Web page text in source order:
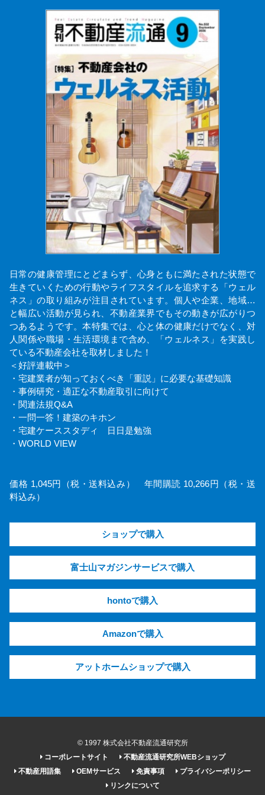
日常の健康管理にとどまらず、心身ともに満たされた状態で
生きていくための行動やライフスタイルを追求する「ウェル
ネス」の取り組みが注目されています。個人や企業、地域…
と幅広い活動が見られ、不動産業界でもその動きが広がりつ
つあるようです。本特集では、心と体の健康だけでなく、対
人関係や職場・生活環境まで含め、「ウェルネス」を実践し
ている不動産会社を取材しました！
＜好評連載中＞
・宅建業者が知っておくべき「重説」に必要な基礎知識
・事例研究・適正な不動産取引に向けて
・関連法規Q&A
・一問一答！建築のキホン
・宅建ケーススタディ 日日是勉強
・WORLD VIEW
価格 1,045円（税・送料込み） 年間購読 10,266円（税・送
料込み）
ショップで購入
富士山マガジンサービスで購入
hontoで購入
Amazonで購入
アットホームショップで購入
© 1997 株式会社不動産流通研究所
コーポレートサイト
不動産流通研究所WEBショップ
不動産用語集
OEMサービス 免責事項
プライバシーポリシー
リンクについて